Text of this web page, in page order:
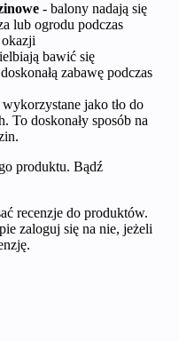
- balony nadają się
lub ogrodu podczas
bawić się
zabawę podczas
jako tło do
To doskonały sposób na
produktu. Bądź
recenzje do produktów.
zaloguj się na nie, jeżeli